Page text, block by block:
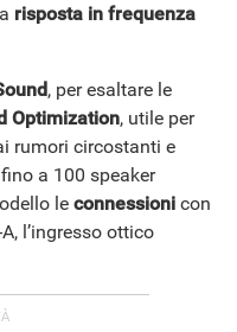
risposta in frequenza
, per esaltare le
Optimization, utile per
rumori circostanti e
a 100 speaker
le connessioni con
l’ingresso ottico